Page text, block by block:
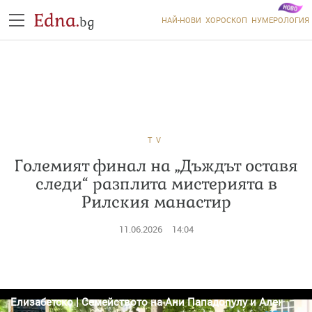
Edna.bg НАЙ-НОВИ ХОРОСКОП НУМЕРОЛОГИЯ
TV
Големият финал на „Дъждът оставя
следи“ разплита мистерията в
Рилския манастир
11.06.2026 14:04